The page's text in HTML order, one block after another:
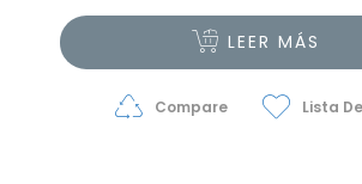
LEER MÁS
Compare Lista